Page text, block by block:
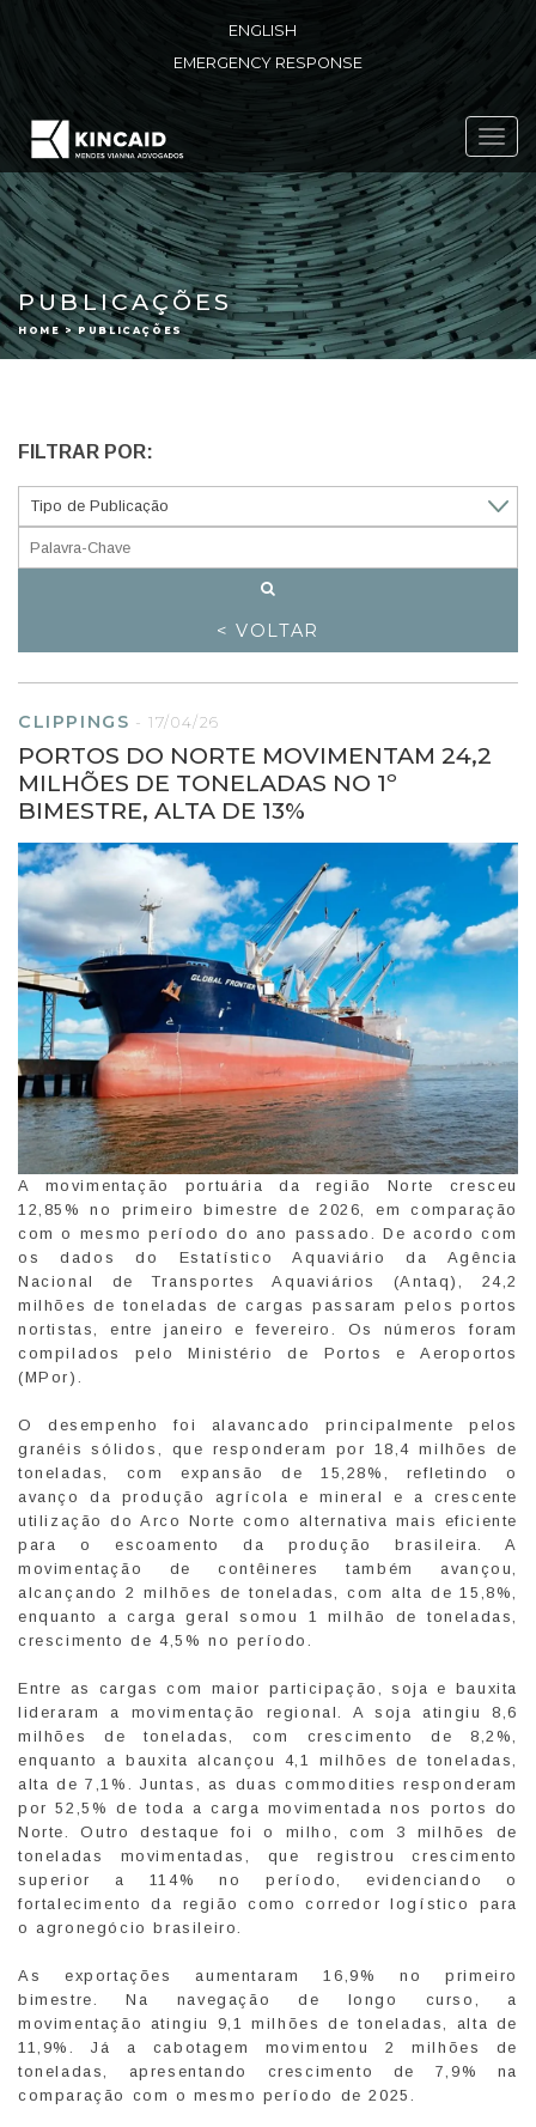
ENGLISH
EMERGENCY RESPONSE
PUBLICAÇÕES
HOME > PUBLICAÇÕES
FILTRAR POR:
< VOLTAR
CLIPPINGS -17/04/26
PORTOS DO NORTE MOVIMENTAM 24,2
MILHÕES DE TONELADAS NO 1º
BIMESTRE, ALTA DE 13%
A movimentação portuária da região Norte cresceu
12,85% no primeiro bimestre de 2026, em comparação
com o mesmo período do ano passado. De acordo com
os dados do Estatístico Aquaviário da Agência
Nacional de Transportes Aquaviários (Antaq), 24,2
milhões de toneladas de cargas passaram pelos portos
nortistas, entre janeiro e fevereiro. Os números foram
compilados pelo Ministério de Portos e Aeroportos
(MPor).
O desempenho foi alavancado principalmente pelos
granéis sólidos, que responderam por 18,4 milhões de
toneladas, com expansão de 15,28%, refletindo o
avanço da produção agrícola e mineral e a crescente
utilização do Arco Norte como alternativa mais eficiente
para o escoamento da produção brasileira. A
movimentação de contêineres também avançou,
alcançando 2 milhões de toneladas, com alta de 15,8%,
enquanto a carga geral somou 1 milhão de toneladas,
crescimento de 4,5% no período.
Entre as cargas com maior participação, soja e bauxita
lideraram a movimentação regional. A soja atingiu 8,6
milhões de toneladas, com crescimento de 8,2%,
enquanto a bauxita alcançou 4,1 milhões de toneladas,
alta de 7,1%. Juntas, as duas commodities responderam
por 52,5% de toda a carga movimentada nos portos do
Norte. Outro destaque foi o milho, com 3 milhões de
toneladas movimentadas, que registrou crescimento
superior a 114% no período, evidenciando o
fortalecimento da região como corredor logístico para
o agronegócio brasileiro.
As exportações aumentaram 16,9% no primeiro
bimestre. Na navegação de longo curso, a
movimentação atingiu 9,1 milhões de toneladas, alta de
11,9%. Já a cabotagem movimentou 2 milhões de
toneladas, apresentando crescimento de 7,9% na
comparação com o mesmo período de 2025.